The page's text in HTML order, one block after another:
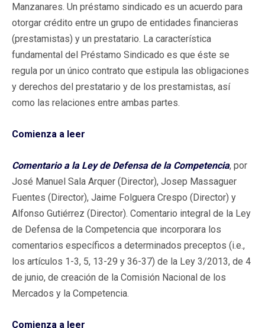
Manzanares. Un préstamo sindicado es un acuerdo para
otorgar crédito entre un grupo de entidades financieras
(prestamistas) y un prestatario. La característica
fundamental del Préstamo Sindicado es que éste se
regula por un único contrato que estipula las obligaciones
y derechos del prestatario y de los prestamistas, así
como las relaciones entre ambas partes.
Comienza a leer
Comentario a la Ley de Defensa de la Competencia, por
José Manuel Sala Arquer (Director), Josep Massaguer
Fuentes (Director), Jaime Folguera Crespo (Director) y
Alfonso Gutiérrez (Director). Comentario integral de la Ley
de Defensa de la Competencia que incorporara los
comentarios específicos a determinados preceptos (i.e.,
los artículos 1-3, 5, 13-29 y 36-37) de la Ley 3/2013, de 4
de junio, de creación de la Comisión Nacional de los
Mercados y la Competencia.
Comienza a leer